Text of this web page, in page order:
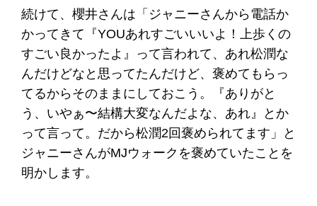
続けて、櫻井さんは「ジャニーさんから電話か
かってきて『YOUあれすごいいいよ！上歩くの
すごい良かったよ』って言われて、あれ松潤な
んだけどなと思ってたんだけど、褒めてもらっ
てるからそのままにしておこう。『ありがと
う、いやぁ〜結構大変なんだよな、あれ』とか
って言って。だから松潤2回褒められてます」と
ジャニーさんがMJウォークを褒めていたことを
明かします。